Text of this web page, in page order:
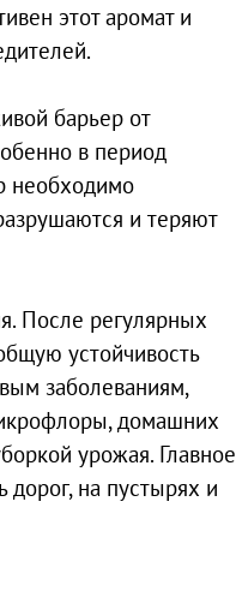
этот аромат и
барьер от
в период
необходимо
и теряют
После регулярных
устойчивость
заболеваниям,
домашних
урожая. Главное
на пустырях и